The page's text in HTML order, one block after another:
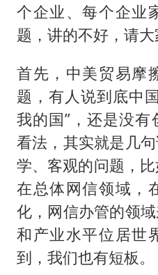
个企业、每个企业
题，讲的不好，请大
首先，中美贸易摩
题，有人说到底中
我的国”，还是没
看法，其实就是几
学、客观的问题，
在总体网信领域，
化，网信办管的领
和产业水平位居世
到，我们也有短板。